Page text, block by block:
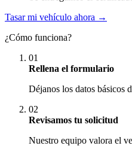
Tasar mi vehículo ahora →
¿Cómo funciona?
01
Rellena el formulario
Déjanos los datos
02
Revisamos tu solicitud
Nuestro equipo valora el